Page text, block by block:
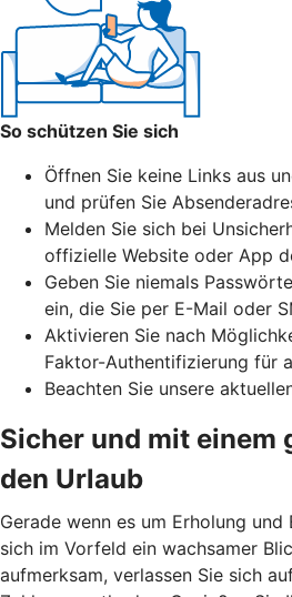
So schützen Sie sich
Öffnen Sie keine Links aus
und prüfen Sie
Melden Sie sich bei
offizielle Website oder App
Geben Sie niemals
ein, die Sie per E-Mail oder
Aktivieren Sie nach
Faktor-Authentifizierung für
Beachten Sie unsere
Sicher und mit einem
den Urlaub
Gerade wenn es um Erholung
sich im Vorfeld ein wachsamer
aufmerksam, verlassen Sie sich